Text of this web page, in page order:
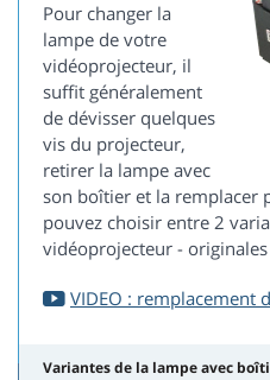
Pour changer la
lampe de votre
vidéoprojecteur, il
suffit généralement
de dévisser quelques
vis du projecteur,
retirer la lampe avec
son boîtier et la remplacer
pouvez choisir entre 2
vidéoprojecteur -
VIDEO : remplacement
Variantes de la lampe avec